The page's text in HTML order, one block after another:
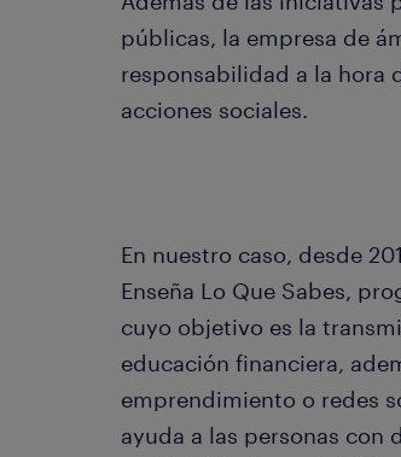
públicas, la empresa de
responsabilidad a la hora
acciones sociales.
En nuestro caso, desde
Enseña Lo Que Sabes,
cuyo objetivo es la
educación financiera,
emprendimiento o redes
ayuda a las personas con